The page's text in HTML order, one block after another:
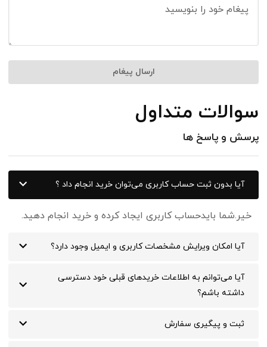
سوالات متداول
پرسش و پاسخ ها
آیا بدون ثبت حساب کاربری می‌توان خرید انجام داد ؟
خیر.شما بایدحساب کاربری ایجاد کرده و خرید انجام دهید.
آیا امکان ویرایش مشخصات کاربری و ایمیل وجود دارد؟
آیا می‌‏توانم به اطلاعات خریدهای قبلی خود دسترسی
داشته باشم؟
ثبت و پیگیری سفارش